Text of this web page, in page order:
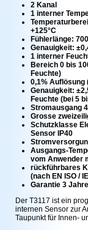
2 Kanal
1 interner
+125°C
Fühlerlänge:
Genauigkeit:
1 interner
Bereich 0 bis
Feuchte)
0,1% Auflösung
Genauigkeit:
Feuchte (bei 5
Stromausgang
Grosse
Schutzklasse
Sensor IP40
Ausgangs-
vom Anwender
rückführbares
(nach EN ISO /
Garantie 3 Jahre
Der T3117 ist ein
internen Sensor zur
Taupunkt für Innen-